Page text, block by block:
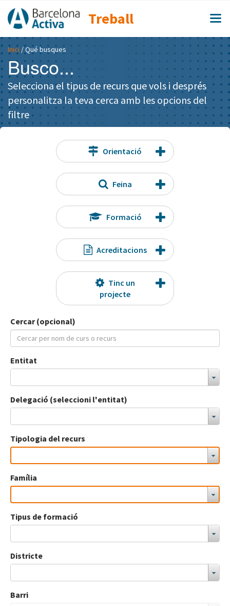
Treball
Inici / Qué busques
Busco...
Selecciona el tipus de recurs que vols i després
personalitza la teva cerca amb les opcions del
filtre
Orientació
Feina
Formació
Acreditacions
Tinc un
projecte
Cercar (opcional)
Entitat
Delegació (seleccioni l'entitat)
Tipologia del recurs
Família
Tipus de formació
Districte
Barri